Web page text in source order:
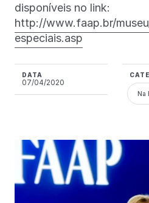
disponíveis no link:
http://www.faap.br/
especiais.asp
DATA
07/04/2020
Na